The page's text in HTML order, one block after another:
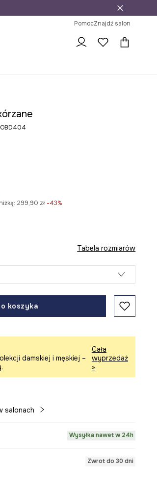
PomocZnajdź salon
299,90 zł -43%
Tabela rozmiarów
koszyka
damskiej i męskiej –
Cała
wyprzedaż
»
salonach
Wysyłka nawet w 24h
Zwrot do 30 dni